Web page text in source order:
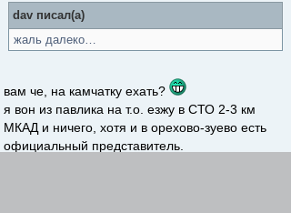
dav писал(а)
жаль далеко…
вам че, на камчатку ехать?
я вон из павлика на т.о. езжу в СТО 2-3 км
МКАД и ничего, хотя и в орехово-зуево есть
официальный представитель.